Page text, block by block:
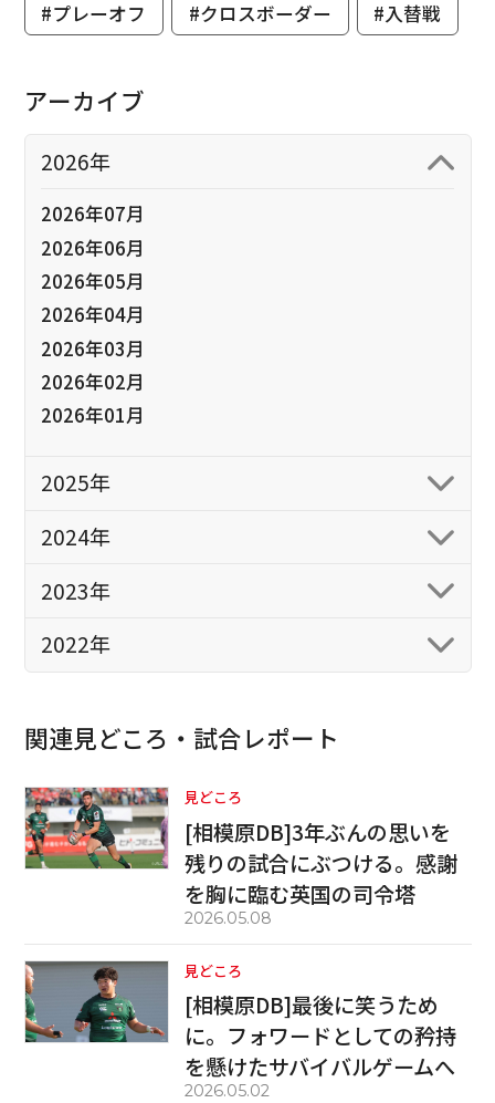
#プレーオフ #クロスボーダー #入替戦
アーカイブ
2026年
2026年07月
2026年06月
2026年05月
2026年04月
2026年03月
2026年02月
2026年01月
2025年
2024年
2023年
2022年
関連見どころ・試合レポート
見どころ
[相模原DB]3年ぶんの思いを
残りの試合にぶつける。感謝
を胸に臨む英国の司令塔
2026.05.08
見どころ
[相模原DB]最後に笑うため
に。フォワードとしての矜持
を懸けたサバイバルゲームへ
2026.05.02